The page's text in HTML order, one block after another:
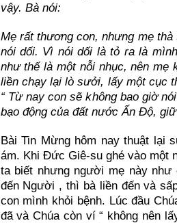
vậy. Bà nói:
Mẹ rất thương con, nhưng mẹ
nói dối. Vì nói dối là tỏ ra là
như thế là một nỗi nhục, nên mẹ
liền chạy lại lò sưởi, lấy một cục
“ Từ nay con sẽ không bao giờ
bạo động của đất nước Ấn Độ,
Bài Tin Mừng hôm nay thuật lại
ám. Khi Đức Giê-su ghé vào một
ta biết nhưng người mẹ này
đến Người , thì bà liền đến và
con mình khỏi bệnh. Lúc đầu
đã và Chúa còn ví “ không nên